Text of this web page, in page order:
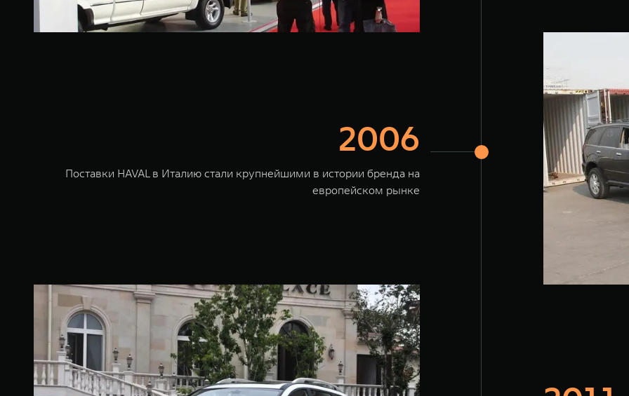
2006
Поставки HAVAL в Италию стали крупнейшими в истории бренда на
европейском рынке